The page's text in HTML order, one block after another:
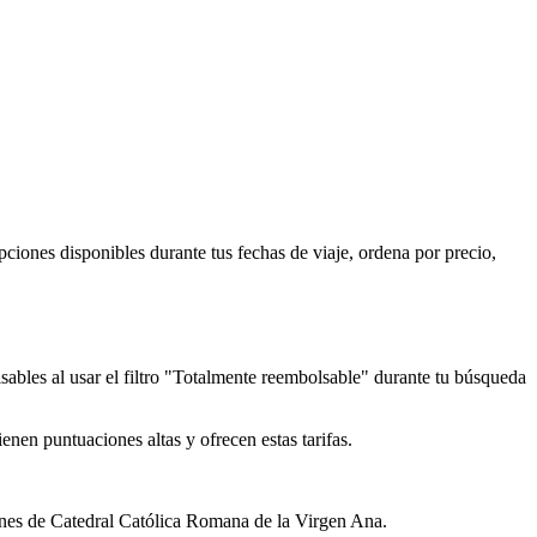
disponibles durante tus fechas de viaje, ordena por precio,
al usar el filtro "Totalmente reembolsable" durante tu búsqueda
puntuaciones altas y ofrecen estas tarifas.
de Catedral Católica Romana de la Virgen Ana.